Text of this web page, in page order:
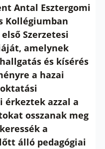
Antal Esztergomi
Kollégiumban
Szerzetesi
amelynek
és kísérés
a hazai
érkeztek azzal a
osszanak meg
a
álló pedagógiai